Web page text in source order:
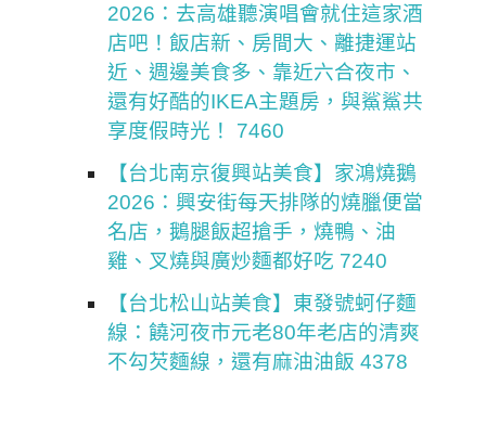
2026：去高雄聽演唱會就住這家酒
店吧！飯店新、房間大、離捷運站
近、週邊美食多、靠近六合夜市、
還有好酷的IKEA主題房，與鯊鯊共
享度假時光！ 7460
【台北南京復興站美食】家鴻燒鵝
2026：興安街每天排隊的燒臘便當
名店，鵝腿飯超搶手，燒鴨、油
雞、叉燒與廣炒麵都好吃 7240
【台北松山站美食】東發號蚵仔麵
線：饒河夜市元老80年老店的清爽
不勾芡麵線，還有麻油油飯 4378